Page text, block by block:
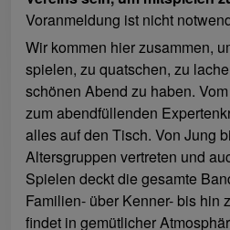
Voranmeldung ist nicht
Wir kommen hier zusammen,
spielen, zu quatschen, zu
schönen Abend zu haben.
zum abendfüllenden
alles auf den Tisch. Von Jung
Altersgruppen vertreten und
Spielen deckt die gesamte
Familien- über Kenner- bis hin
findet in gemütlicher